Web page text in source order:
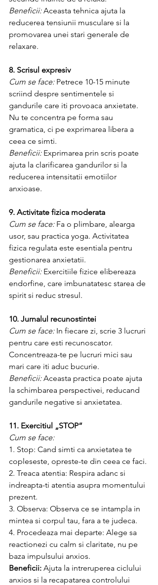
Beneficii: Aceasta tehnica ajuta la
reducerea tensiunii musculare si la
promovarea unei stari generale de
relaxare.
8. Scrisul expresiv
Cum se face: Petrece 10-15 minute
scriind despre sentimentele si
gandurile care iti provoaca anxietate.
Nu te concentra pe forma sau
gramatica, ci pe exprimarea libera a
ceea ce simti.
Beneficii: Exprimarea prin scris poate
ajuta la clarificarea gandurilor si la
reducerea intensitatii emotiilor
anxioase.
9. Activitate fizica moderata
Cum se face: Fa o plimbare, alearga
usor, sau practica yoga. Activitatea
fizica regulata este esentiala pentru
gestionarea anxietatii.
Beneficii: Exercitiile fizice elibereaza
endorfine, care imbunatatesc starea de
spirit si reduc stresul.
10. Jurnalul recunostintei
Cum se face: In fiecare zi, scrie 3 lucruri
pentru care esti recunoscator.
Concentreaza-te pe lucruri mici sau
mari care iti aduc bucurie.
Beneficii: Aceasta practica poate ajuta
la schimbarea perspectivei, reducand
gandurile negative si anxietatea.
11. Exercitiul „STOP”
Cum se face:
1. Stop: Cand simti ca anxietatea te
copleseste, opreste-te din ceea ce faci.
2. Treaca atentia: Respira adanc si
indreapta-ti atentia asupra momentului
prezent.
3. Observa: Observa ce se intampla in
mintea si corpul tau, fara a te judeca.
4. Procedeaza mai departe: Alege sa
reactionezi cu calm si claritate, nu pe
baza impulsului anxios.
Beneficii: Ajuta la intreruperea ciclului
anxios si la recapatarea controlului